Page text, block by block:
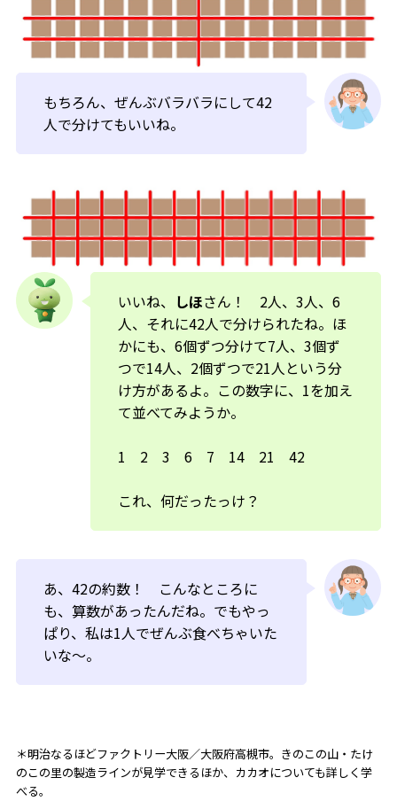
もちろん、ぜんぶバラバラにして42
人で分けてもいいね。
いいね、 しほさん！ 2人、3人、6
人、それに42人で分けられたね。ほ
かにも、6個ずつ分けて7人、3個ず
つで14人、2個ずつで21人という分
け方があるよ。この数字に、1を加え
て並べてみようか。
1 2 3 6 7 14 21 42
これ、何だったっけ？
あ、42の約数！ こんなところに
も、算数があったんだね。でもやっ
ぱり、私は1人でぜんぶ食べちゃいた
いな〜。
＊明治なるほどファクトリー大阪／大阪府高槻市。きのこの山・たけ
のこの里の製造ラインが見学できるほか、カカオについても詳しく学
べる。